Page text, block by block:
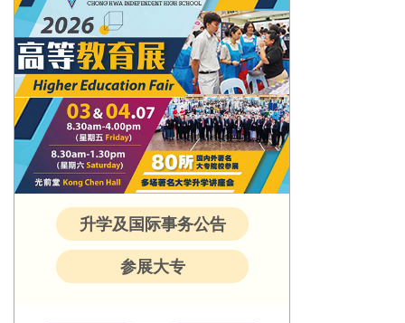
升学及国际事务公告
参展大专